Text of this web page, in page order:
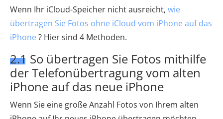
Wenn Ihr iCloud-Speicher nicht ausreicht, wie
übertragen Sie Fotos ohne iCloud vom iPhone auf das
iPhone ? Hier sind 4 Methoden.
2.1 So übertragen Sie Fotos mithilfe
der Telefonübertragung vom alten
iPhone auf das neue iPhone
Wenn Sie eine große Anzahl Fotos von Ihrem alten